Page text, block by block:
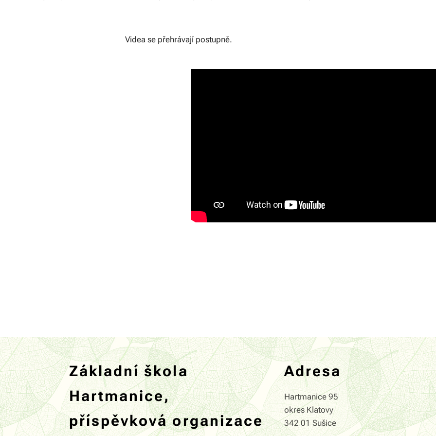
Videa se přehrávají postupně.
Základní škola
Hartmanice,
příspěvková organizace
Adresa
Hartmanice 95
okres Klatovy
342 01 Sušice